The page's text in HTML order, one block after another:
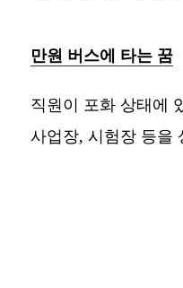
만원 버스에 타는 꿈
직원이 포화 상태에
사업장, 시험장 등을